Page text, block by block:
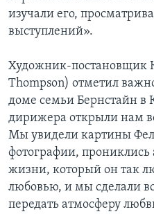
изучали его,
выступлений».
Художник-постановщик
Thompson) отметил
доме семьи Бернстайн в
дирижера открыли нам
Мы увидели картины
фотографии, прониклись
жизни, который он так
любовью, и мы сделали
передать атмосферу